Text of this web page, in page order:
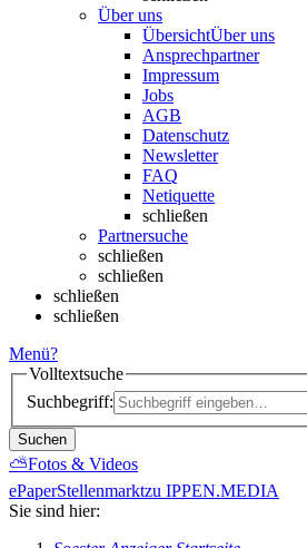
Über uns
ÜbersichtÜber uns
Ansprechpartner
Impressum
Jobs
AGB
Datenschutz
Newsletter
FAQ
Netiquette
schließen
Partnersuche
schließen
schließen
schließen
schließen
Menü?
Volltextsuche
Suchbegriff:
Suchen
⛅Fotos & Videos
ePaperStellenmarktzu IPPEN.MEDIA
Sie sind hier: